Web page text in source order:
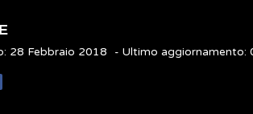
28 Febbraio 2018 - Ultimo aggiornamento: